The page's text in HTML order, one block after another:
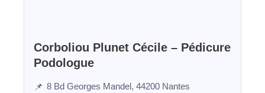
Corboliou Plunet Cécile – Pédicure
Podologue
📌 8 Bd Georges Mandel, 44200 Nantes